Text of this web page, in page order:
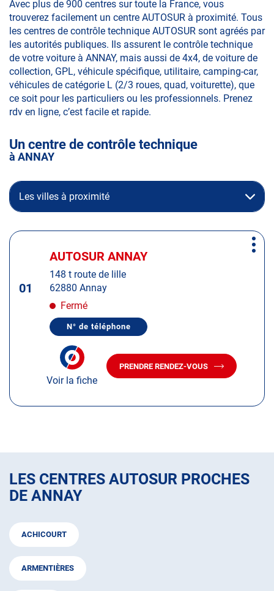
Avec plus de 900 centres sur toute la France, vous
trouverez facilement un centre AUTOSUR à proximité. Tous
les centres de contrôle technique AUTOSUR sont agréés par
les autorités publiques. Ils assurent le contrôle technique
de votre voiture à ANNAY, mais aussi de 4x4, de voiture de
collection, GPL, véhicule spécifique, utilitaire, camping-car,
véhicules de catégorie L (2/3 roues, quad, voiturette), que
ce soit pour les particuliers ou les professionnels. Prenez
rdv en ligne, c’est facile et rapide.
Un centre de contrôle technique
à ANNAY
Les villes à proximité
Appuyer
ENTRÉE
01
Centre
:
AUTOSUR ANNAY
148 t route de lille
62880 Annay
Fermé
N° de téléphone
AFFICHER
TÉLÉPHONE
ANNAY
Voir la fiche
PRENDRE RENDEZ-VOUS
AVEC
Plus
LES CENTRES AUTOSUR PROCHES
DE ANNAY
ACHICOURT
ARMENTIÈRES